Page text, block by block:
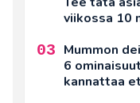
viikossa 10
Mummon
6
kannattaa